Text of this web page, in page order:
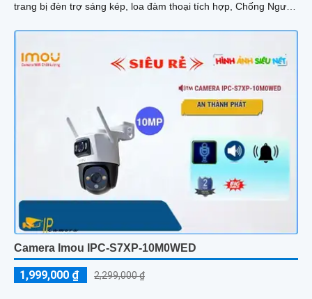
trang bị đèn trợ sáng kép, loa đàm thoại tích hợp, Chống Ngược
Camera Imou IPC-S7XP-10M0WED
1,999,000 ₫ 2,299,000 ₫